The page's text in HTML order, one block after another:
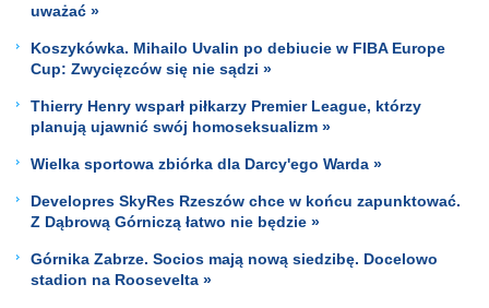
uważać »
Koszykówka. Mihailo Uvalin po debiucie w FIBA Europe
Cup: Zwycięzców się nie sądzi »
Thierry Henry wsparł piłkarzy Premier League, którzy
planują ujawnić swój homoseksualizm »
Wielka sportowa zbiórka dla Darcy'ego Warda »
Developres SkyRes Rzeszów chce w końcu zapunktować.
Z Dąbrową Górniczą łatwo nie będzie »
Górnika Zabrze. Socios mają nową siedzibę. Docelowo
stadion na Roosevelta »